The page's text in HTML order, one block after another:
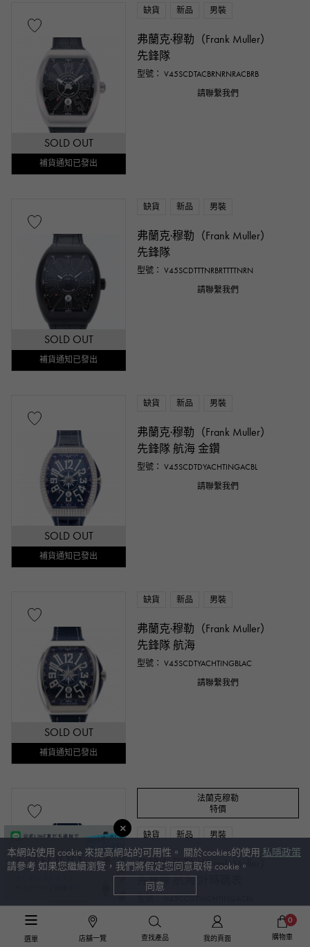
選單 店舖一覽 查找產品 我的頁面
0
購物車
SOLD OUT
補貨通知已發出
缺貨 新品 男裝
弗蘭克·穆勒（Frank Muller）
先鋒隊
型號： V45SCDTACBRNRNRACBRB
請聯繫我們
SOLD OUT
補貨通知已發出
缺貨 新品 男裝
弗蘭克·穆勒（Frank Muller）
先鋒隊
型號： V45SCDTTTNRBRTTTTNRN
請聯繫我們
SOLD OUT
補貨通知已發出
缺貨 新品 男裝
弗蘭克·穆勒（Frank Muller）
先鋒隊 航海 金鑽
型號： V45SCDTDYACHTINGACBL
請聯繫我們
SOLD OUT
補貨通知已發出
缺貨 新品 男裝
弗蘭克·穆勒（Frank Muller）
先鋒隊 航海
型號： V45SCDTYACHTINGBLAC
請聯繫我們
SOLD OUT
法蘭克穆勒
特價
缺貨 新品 男裝
弗蘭克·穆勒（Frank Muller）
先鋒隊 航海 計時碼表
請聯繫我們
本網站使用 cookie 來提高網站的可用性。 關於cookies的使用 私隱政策
請參考 如果您繼續瀏覽，我們將假定您同意取得 cookie。
同意